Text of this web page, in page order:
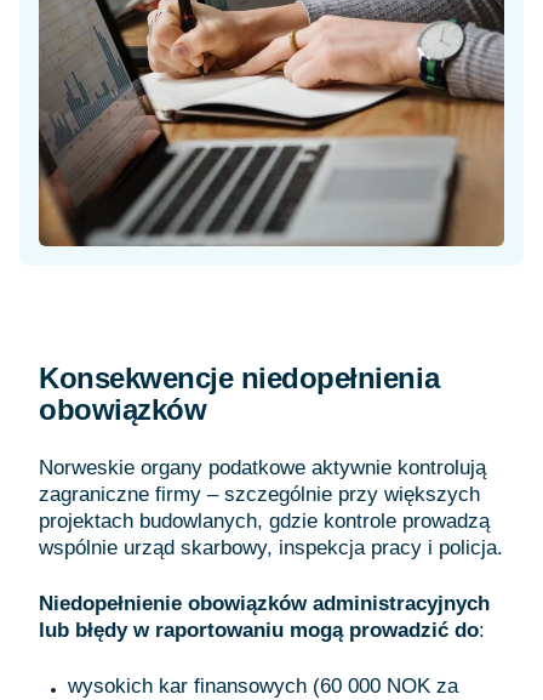
Konsekwencje niedopełnienia
obowiązków
Norweskie organy podatkowe aktywnie kontrolują
zagraniczne firmy – szczególnie przy większych
projektach budowlanych, gdzie kontrole prowadzą
wspólnie urząd skarbowy, inspekcja pracy i policja.
Niedopełnienie obowiązków administracyjnych
lub błędy w raportowaniu mogą prowadzić do:
wysokich kar finansowych (60 000 NOK za